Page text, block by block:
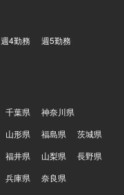
週4勤務 週5勤務
千葉県
神奈川県
山形県 福島県
茨城県
福井県 山梨県
長野県
兵庫県
奈良県